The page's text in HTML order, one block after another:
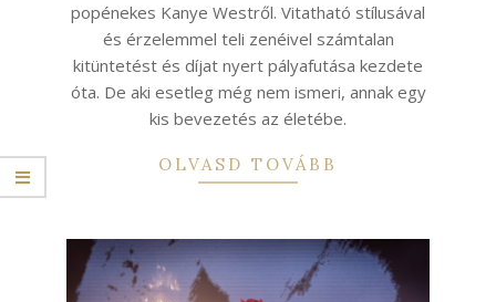
popénekes Kanye Westről. Vitatható stílusával
és érzelemmel teli zenéivel számtalan
kitüntetést és díjat nyert pályafutása kezdete
óta. De aki esetleg még nem ismeri, annak egy
kis bevezetés az életébe.
OLVASD TOVÁBB